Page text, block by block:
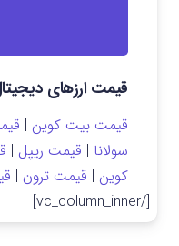
قیمت ارزهای
قیمت بیت کوین |
سولانا | قیمت ریپل |
کوین | قیمت ترون |
[/vc_column_inner]